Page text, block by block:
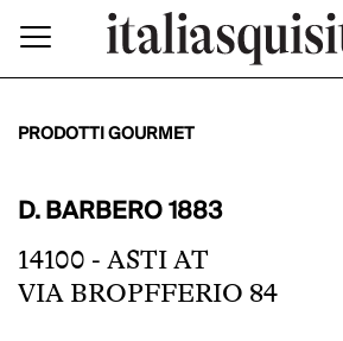
PRODOTTI GOURMET
D. BARBERO 1883
14100 - ASTI AT
VIA BROPFFERIO 84